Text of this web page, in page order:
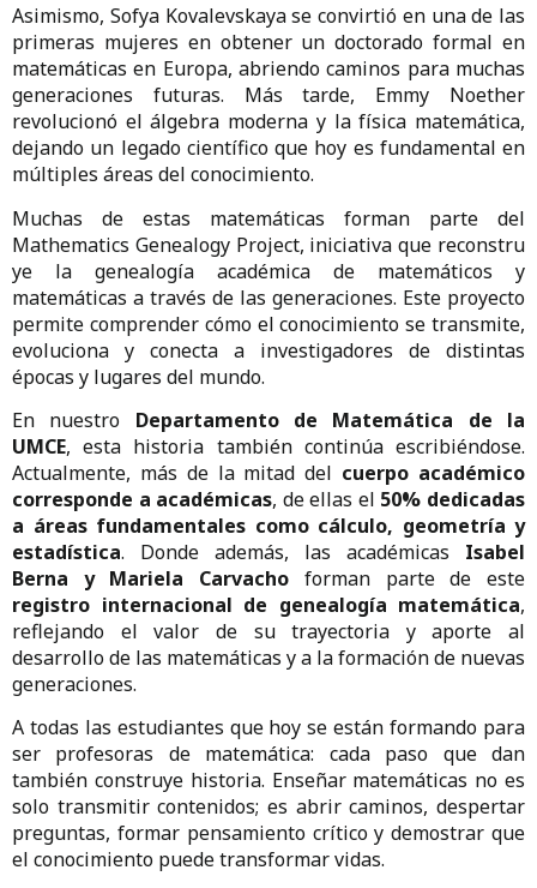
Asimismo, Sofya Kovalevskaya se convirtió en una de las
primeras mujeres en obtener un doctorado formal en
matemáticas en Europa, abriendo caminos para muchas
generaciones futuras. Más tarde, Emmy Noether
revolucionó el álgebra moderna y la física matemática,
dejando un legado científico que hoy es fundamental en
múltiples áreas del conocimiento.
Muchas de estas matemáticas forman parte del
Mathematics Genealogy Project, iniciativa que reconstru
ye la genealogía académica de matemáticos y
matemáticas a través de las generaciones. Este proyecto
permite comprender cómo el conocimiento se transmite,
evoluciona y conecta a investigadores de distintas
épocas y lugares del mundo.
En nuestro Departamento de Matemática de la
UMCE, esta historia también continúa escribiéndose.
Actualmente, más de la mitad del cuerpo académico
corresponde a académicas, de ellas el 50% dedicadas
a áreas fundamentales como cálculo, geometría y
estadística. Donde además, las académicas Isabel
Berna y Mariela Carvacho forman parte de este
registro internacional de genealogía matemática,
reflejando el valor de su trayectoria y aporte al
desarrollo de las matemáticas y a la formación de nuevas
generaciones.
A todas las estudiantes que hoy se están formando para
ser profesoras de matemática: cada paso que dan
también construye historia. Enseñar matemáticas no es
solo transmitir contenidos; es abrir caminos, despertar
preguntas, formar pensamiento crítico y demostrar que
el conocimiento puede transformar vidas.